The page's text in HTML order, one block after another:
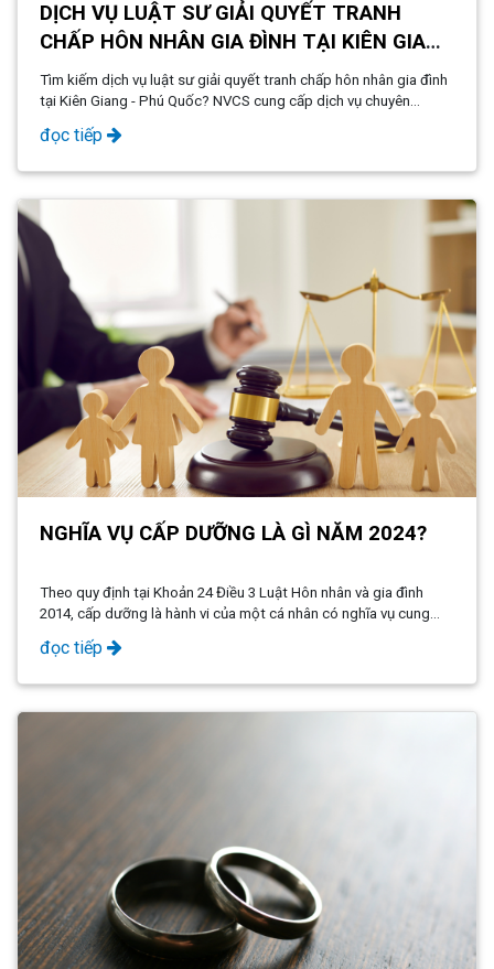
DỊCH VỤ LUẬT SƯ GIẢI QUYẾT TRANH
CHẤP HÔN NHÂN GIA ĐÌNH TẠI KIÊN GIANG
- PHÚ QUỐC
Tìm kiếm dịch vụ luật sư giải quyết tranh chấp hôn nhân gia đình
tại Kiên Giang - Phú Quốc? NVCS cung cấp dịch vụ chuyên
nghiệp, tư vấn ly hôn, phân chia tài sản, quyền nuôi con và bạo
lực gia đình. Liên hệ ngay để được hỗ trợ tận tâm và hiệu quả
đọc tiếp
NGHĨA VỤ CẤP DƯỠNG LÀ GÌ NĂM 2024?
Theo quy định tại Khoản 24 Điều 3 Luật Hôn nhân và gia đình
2014, cấp dưỡng là hành vi của một cá nhân có nghĩa vụ cung
cấp tiền hoặc tài sản khác để đáp ứng các nhu cầu thiết yếu của
người không sống chung với mình mà có quan hệ hôn nhân hoặc
đọc tiếp